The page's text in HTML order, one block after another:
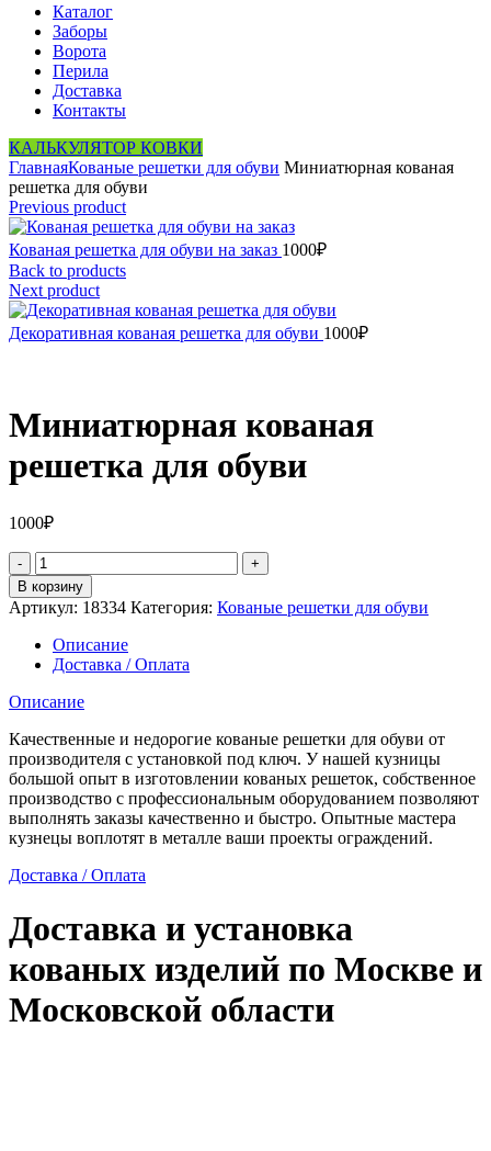
Каталог
Заборы
Ворота
Перила
Доставка
Контакты
КАЛЬКУЛЯТОР КОВКИ
ГлавнаяКованые решетки для обуви Миниатюрная кованая
решетка для обуви
Previous product
Кованая решетка для обуви на заказ 1000₽
Back to products
Next product
Декоративная кованая решетка для обуви 1000₽
Миниатюрная кованая
решетка для обуви
1000₽
Количество
товара
Миниатюрная
кованая
решетка
для
обуви
В корзину
Артикул: 18334 Категория: Кованые решетки для обуви
Описание
Доставка / Оплата
Описание
Качественные и недорогие кованые решетки для обуви от
производителя с установкой под ключ. У нашей кузницы
большой опыт в изготовлении кованых решеток, собственное
производство с профессиональным оборудованием позволяют
выполнять заказы качественно и быстро. Опытные мастера
кузнецы воплотят в металле ваши проекты ограждений.
Доставка / Оплата
Доставка и установка
кованых изделий по Москве и
Московской области